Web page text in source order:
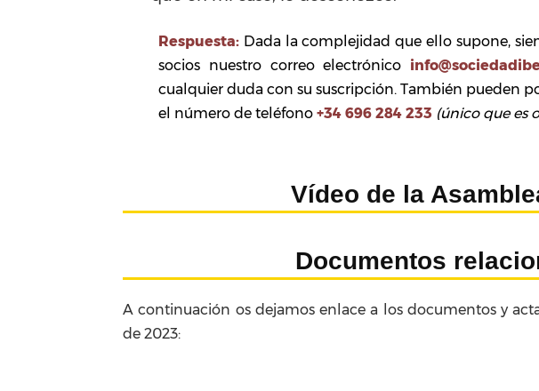
Respuesta: Dada la complejidad que ello supone,
socios nuestro correo electrónico
cualquier duda con su suscripción. También pueden
el número de teléfono +34 696 284 233 (único que es
Vídeo de la
Documentos
A continuación os dejamos enlace a los documentos y
de 2023: